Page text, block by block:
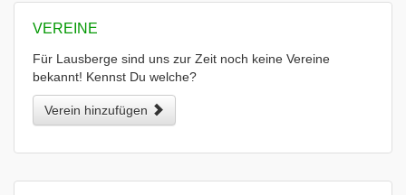
VEREINE
Für Lausberge sind uns zur Zeit noch keine Vereine
bekannt! Kennst Du welche?
Verein hinzufügen